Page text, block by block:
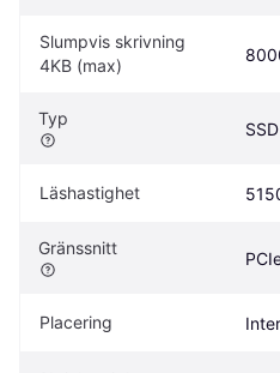
Slumpvis skrivning
4KB (max)
Typ
SSD
Läshastighet
Gränssnitt
Placering